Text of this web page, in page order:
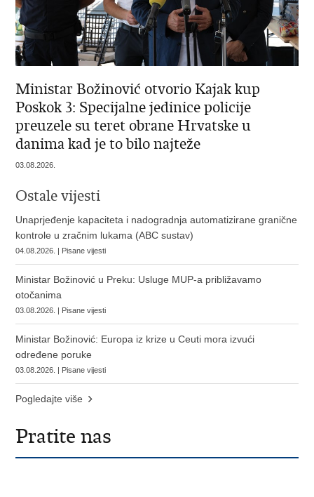
Ministar Božinović otvorio Kajak kup
Poskok 3: Specijalne jedinice policije
preuzele su teret obrane Hrvatske u
danima kad je to bilo najteže
03.08.2026.
Ostale vijesti
Unaprjeđenje kapaciteta i nadogradnja automatizirane granične
kontrole u zračnim lukama (ABC sustav)
04.08.2026. | Pisane vijesti
Ministar Božinović u Preku: Usluge MUP-a približavamo
otočanima
03.08.2026. | Pisane vijesti
Ministar Božinović: Europa iz krize u Ceuti mora izvući
određene poruke
03.08.2026. | Pisane vijesti
Pogledajte više
Pratite nas